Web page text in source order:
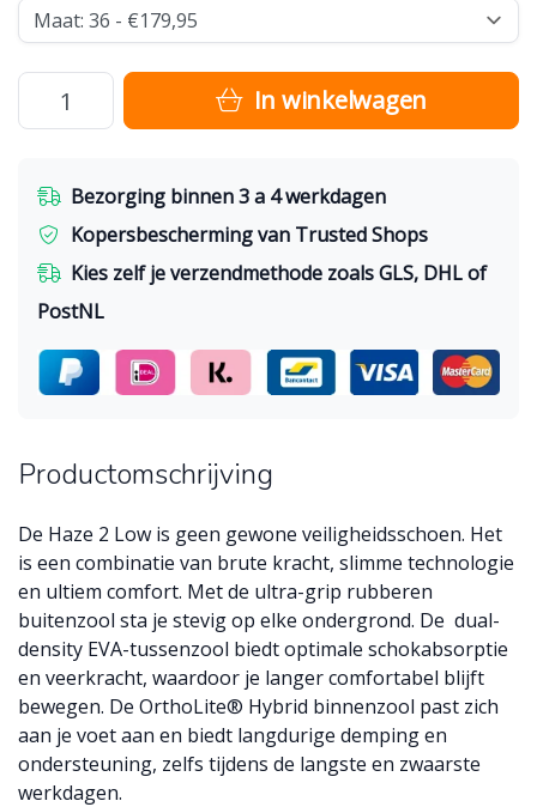
In winkelwagen
Bezorging binnen 3 a 4 werkdagen
Kopersbescherming van Trusted Shops
Kies zelf je verzendmethode zoals GLS, DHL of
PostNL
Productomschrijving
De Haze 2 Low is geen gewone veiligheidsschoen. Het
is een combinatie van brute kracht, slimme technologie
en ultiem comfort. Met de ultra-grip rubberen
buitenzool sta je stevig op elke ondergrond. De dual-
density EVA-tussenzool biedt optimale schokabsorptie
en veerkracht, waardoor je langer comfortabel blijft
bewegen. De OrthoLite® Hybrid binnenzool past zich
aan je voet aan en biedt langdurige demping en
ondersteuning, zelfs tijdens de langste en zwaarste
werkdagen.